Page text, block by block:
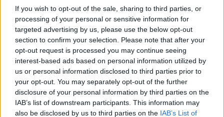
If you wish to opt-out of the sale, sharing to third parties, or
processing of your personal or sensitive information for
targeted advertising by us, please use the below opt-out
section to confirm your selection. Please note that after your
opt-out request is processed you may continue seeing
interest-based ads based on personal information utilized by
us or personal information disclosed to third parties prior to
your opt-out. You may separately opt-out of the further
disclosure of your personal information by third parties on the
IAB’s list of downstream participants. This information may
also be disclosed by us to third parties on the IAB’s List of
τηςΚοινωνικής Κουζίνας, προσφέροντας
περίπου400 γεύματα εβδομαδιαίως.
Παράλληλα, μέσω τηςσυνεργασίας με το
«Μαζί για το Παιδί»και με τη συμβολή των
χρηστών της πλατφόρμας, προσφέρθηκαν
ακόμη26.200 γεύματα σε παιδιά που το
έχουν ανάγκη κατά το πρώτο τρίμηνο του
έτους.